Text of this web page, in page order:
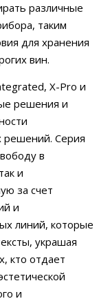
различные
таким
для хранения
вин.
X-Pro и
решения и
решений. Серия
в
и
за счет
и
линий, которые
украшая
кто отдает
и